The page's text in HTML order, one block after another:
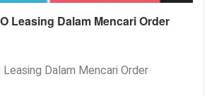
Leasing Dalam Mencari Order
Dalam Mencari Order